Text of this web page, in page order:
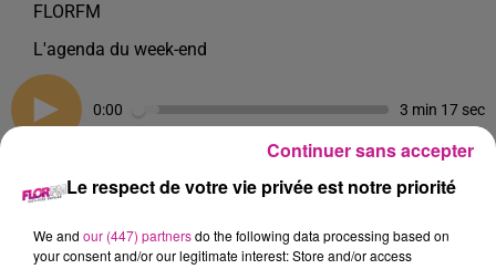
FLORFM
L'agenda du week-end
0:00 3 min 17 sec
21 novembre 2025 - 3 min 17 sec
AGENDA DES 21 & 22 NOVEMBRE
Le respect de votre vie privée est notre priorité
We and our (447) partnersdo the following data processing based on
your consent and/or our legitimate interest: Store and/or access
Continuer sans accepter